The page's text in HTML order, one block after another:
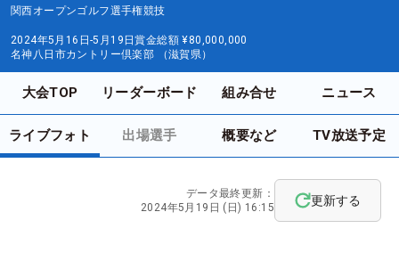
関西オープンゴルフ選手権競技
2024年5月16日-5月19日賞金総額 ¥80,000,000
名神八日市カントリー倶楽部 （滋賀県）
大会TOP リーダーボード 組み合せ ニュース
ライブフォト 出場選手 概要など TV放送予定
データ最終更新：
2024年5月19日 (日) 16:15
更新する